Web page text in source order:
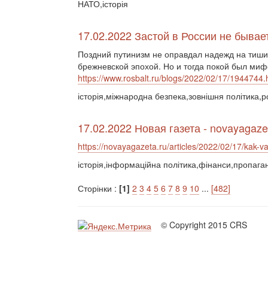
НАТО,історія
17.02.2022 Застой в России не
Поздний путинизм не оправдал надежд на
брежневской эпохой. Но и тогда покой был
https://www.rosbalt.ru/blogs/2022/02/17/
історія,міжнародна безпека,зовнішня
17.02.2022 Новая газета -
https://novayagazeta.ru/articles/2022/02/17/kak-
історія,інформаційна
Сторінки : [1] 2 3 4 5 6 7 8 9 10 ... [482]
© Copyright 2015 CRS